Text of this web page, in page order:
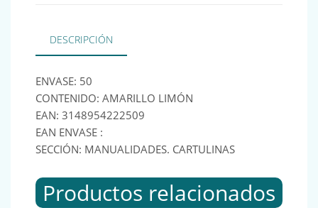
DESCRIPCIÓN
ENVASE: 50
CONTENIDO: AMARILLO LIMÓN
EAN: 3148954222509
EAN ENVASE :
SECCIÓN: MANUALIDADES. CARTULINAS
Productos relacionados